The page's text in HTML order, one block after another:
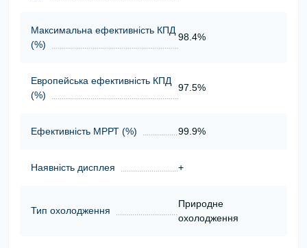
Максимальна ефективність КПД
(%)
98.4%
Европейська ефективність КПД
(%)
97.5%
Ефективність МРРТ (%) 99.9%
Наявність дисплея +
Тип охолодження
Природне
охолодження